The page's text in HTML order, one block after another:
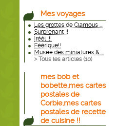
Mes voyages
Les grottes de Clamous ...
Surprenant !!
Iréél !!!
Féérique!!
Musée des miniatures & ...
> Tous les articles (10)
mes bob et
bobette,mes cartes
postales de
Corbie,mes cartes
postales de recette
de cuisine !!